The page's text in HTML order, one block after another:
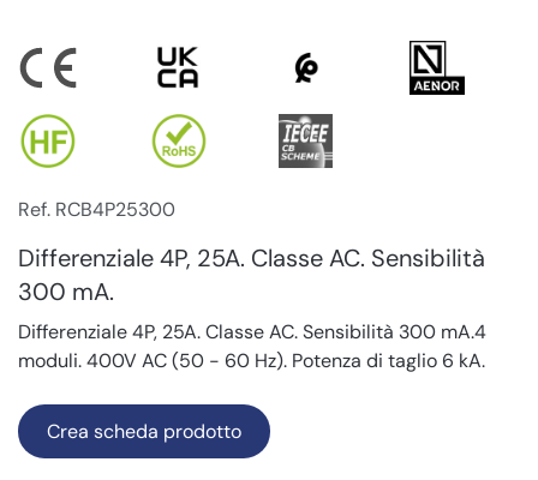
Ref. RCB4P25300
Differenziale 4P, 25A. Classe AC. Sensibilità
300 mA.
Differenziale 4P, 25A. Classe AC. Sensibilità 300 mA.4
moduli. 400V AC (50 - 60 Hz). Potenza di taglio 6 kA.
Crea scheda prodotto